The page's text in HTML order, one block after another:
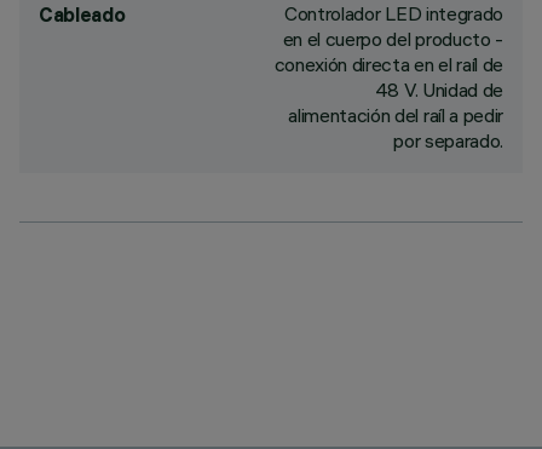
Cableado
Controlador LED integrado
en el cuerpo del producto -
conexión directa en el raíl de
48 V. Unidad de
alimentación del raíl a pedir
por separado.